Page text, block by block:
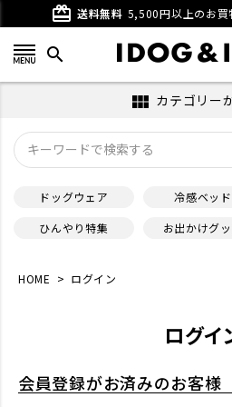
card_giftcard 送料無料 5,500円以上のお
search
view_module カテゴリー
ドッグウェア 冷感ベッド
ひんやり特集
お出かけグ
HOME ログイン
ログイ
会員登録がお済みのお客様